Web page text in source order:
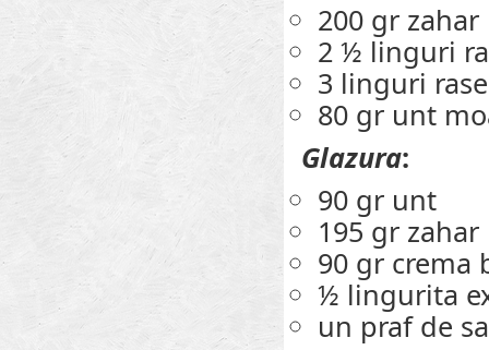
200 gr
2 ½ linguri
3 linguri
80 gr unt
Glazura:
90 gr unt
195 gr
90 gr crema
½ lingurita
un praf de